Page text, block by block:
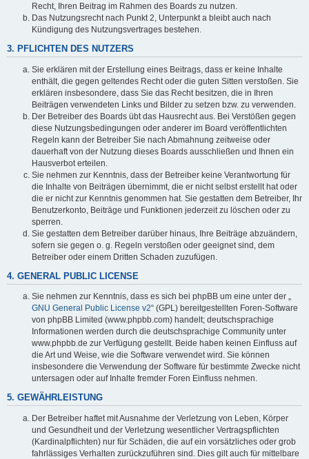
Recht, Ihren Beitrag im Rahmen des Boards zu nutzen.
Das Nutzungsrecht nach Punkt 2, Unterpunkt a bleibt auch nach
Kündigung des Nutzungsvertrages bestehen.
3. PFLICHTEN DES NUTZERS
Sie erklären mit der Erstellung eines Beitrags, dass er keine Inhalte
enthält, die gegen geltendes Recht oder die guten Sitten verstoßen. Sie
erklären insbesondere, dass Sie das Recht besitzen, die in Ihren
Beiträgen verwendeten Links und Bilder zu setzen bzw. zu verwenden.
Der Betreiber des Boards übt das Hausrecht aus. Bei Verstößen gegen
diese Nutzungsbedingungen oder anderer im Board veröffentlichten
Regeln kann der Betreiber Sie nach Abmahnung zeitweise oder
dauerhaft von der Nutzung dieses Boards ausschließen und Ihnen ein
Hausverbot erteilen.
Sie nehmen zur Kenntnis, dass der Betreiber keine Verantwortung für
die Inhalte von Beiträgen übernimmt, die er nicht selbst erstellt hat oder
die er nicht zur Kenntnis genommen hat. Sie gestatten dem Betreiber, Ihr
Benutzerkonto, Beiträge und Funktionen jederzeit zu löschen oder zu
sperren.
Sie gestatten dem Betreiber darüber hinaus, Ihre Beiträge abzuändern,
sofern sie gegen o. g. Regeln verstoßen oder geeignet sind, dem
Betreiber oder einem Dritten Schaden zuzufügen.
4. GENERAL PUBLIC LICENSE
Sie nehmen zur Kenntnis, dass es sich bei phpBB um eine unter der „
GNU General Public License v2“ (GPL) bereitgestellten Foren-Software
von phpBB Limited (www.phpbb.com) handelt; deutschsprachige
Informationen werden durch die deutschsprachige Community unter
www.phpbb.de zur Verfügung gestellt. Beide haben keinen Einfluss auf
die Art und Weise, wie die Software verwendet wird. Sie können
insbesondere die Verwendung der Software für bestimmte Zwecke nicht
untersagen oder auf Inhalte fremder Foren Einfluss nehmen.
5. GEWÄHRLEISTUNG
Der Betreiber haftet mit Ausnahme der Verletzung von Leben, Körper
und Gesundheit und der Verletzung wesentlicher Vertragspflichten
(Kardinalpflichten) nur für Schäden, die auf ein vorsätzliches oder grob
fahrlässiges Verhalten zurückzuführen sind. Dies gilt auch für mittelbare